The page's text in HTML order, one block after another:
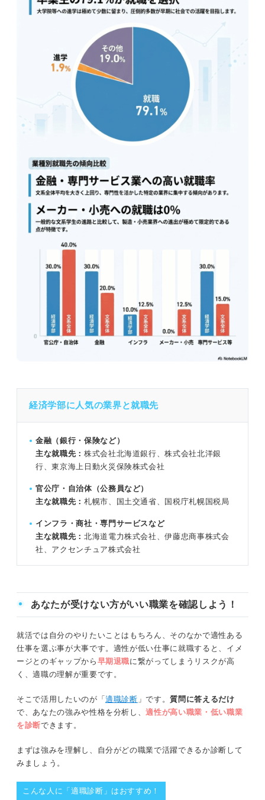
経済学部に人気の業界と就職先
金融（銀行・保険など）
主な就職先： 株式会社北海道銀行、株式会社北洋銀
行、東京海上日動火災保険株式会社
官公庁・自治体（公務員など）
主な就職先： 札幌市、国土交通省、国税庁札幌国税局
インフラ・商社・専門サービスなど
主な就職先： 北海道電力株式会社、伊藤忠商事株式会
社、アクセンチュア株式会社
あなたが受けない方がいい職業を確認しよう！
就活では自分のやりたいことはもちろん、そのなかで適性ある
仕事を選ぶ事が大事です。適性が低い仕事に就職すると、イメ
ージとのギャップから 早期退職に繋がってしまうリスクが高
く、適職の理解が重要です。
そこで活用したいのが「適職診断 」です。質問に答えるだけ
で、あなたの強みや性格を分析し、適性が高い職業・低い職業
を診断できます。
まずは強みを理解し、自分がどの職業で活躍できるか診断して
みましょう。
こんな人に「適職診断」はおすすめ！